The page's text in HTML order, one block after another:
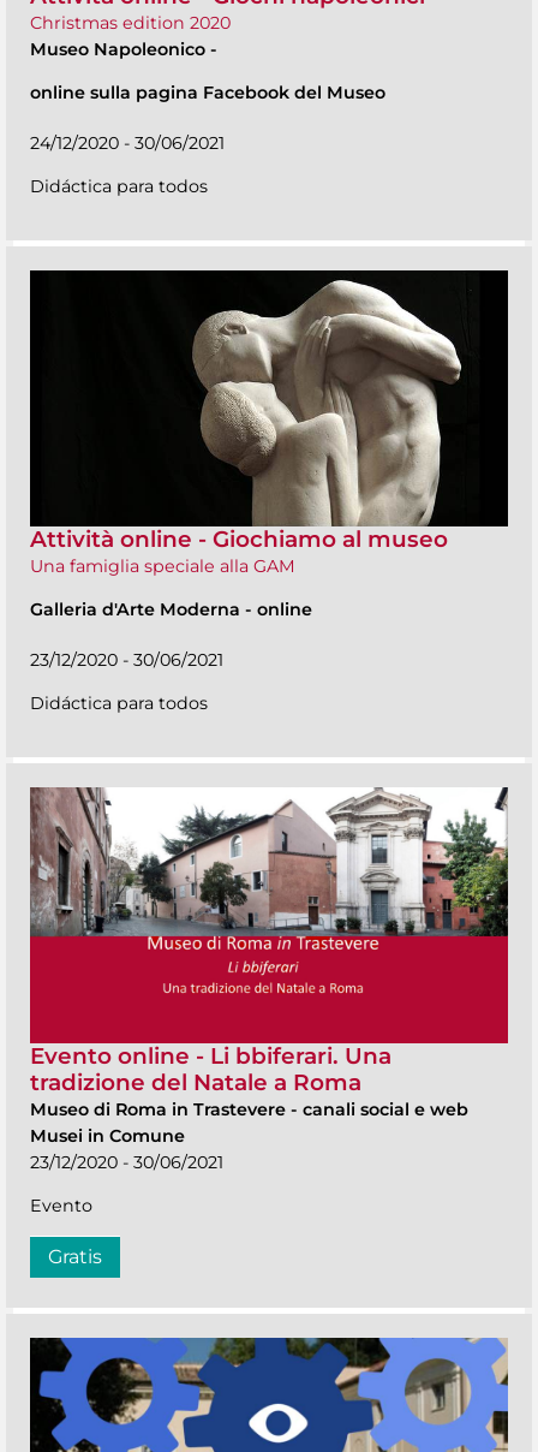
Christmas edition 2020
Museo Napoleonico -
online sulla pagina Facebook del Museo
24/12/2020 - 30/06/2021
Didáctica para todos
Attività online - Giochiamo al museo
Una famiglia speciale alla GAM
Galleria d'Arte Moderna - online
23/12/2020 - 30/06/2021
Didáctica para todos
Evento online - Li bbiferari. Una
tradizione del Natale a Roma
Museo di Roma in Trastevere - canali social e web
Musei in Comune
23/12/2020 - 30/06/2021
Evento
Gratis